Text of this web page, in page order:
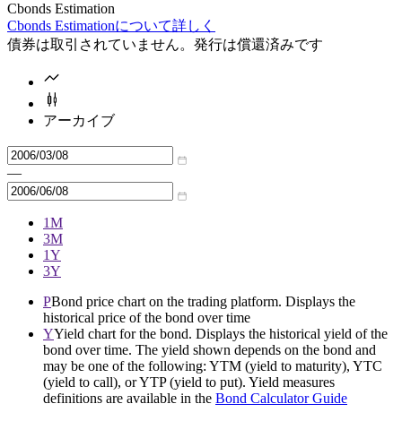
Cbonds Estimation
Cbonds Estimationについて詳しく
債券は取引されていません。発行は償還済みです
アーカイブ
—
1M
3M
1Y
3Y
PBond price chart on the trading platform. Displays the
historical price of the bond over time
YYield chart for the bond. Displays the historical yield of the
bond over time. The yield shown depends on the bond and
may be one of the following: YTM (yield to maturity), YTC
(yield to call), or YTP (yield to put). Yield measures
definitions are available in the Bond Calculator Guide